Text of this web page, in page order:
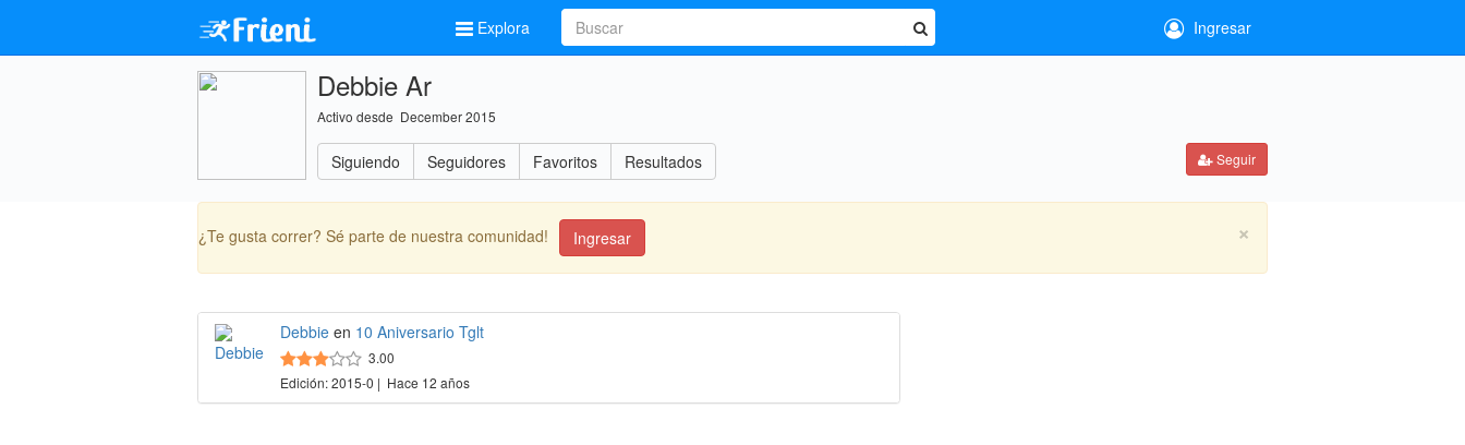
Explora Ingresar
Debbie Ar
Activo desde December 2015
Siguiendo Seguidores Favoritos Resultados Seguir
×
¿Te gusta correr? Sé parte de nuestra comunidad! Ingresar
Debbie en 10 Aniversario Tglt
3.00
Edición: 2015-0 | Hace 12 años